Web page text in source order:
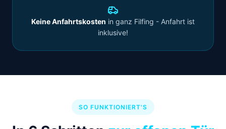
Keine Anfahrtskosten in ganz Filfing - Anfahrt ist
inklusive!
SO FUNKTIONIERT'S